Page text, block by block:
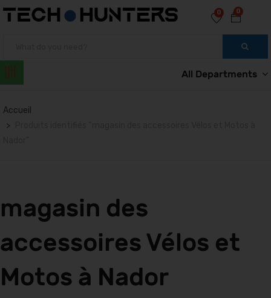
0
0
All Departments
Accueil
magasin des
accessoires Vélos et
Motos à Nador